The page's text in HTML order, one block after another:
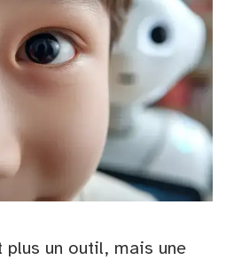
un outil, mais une